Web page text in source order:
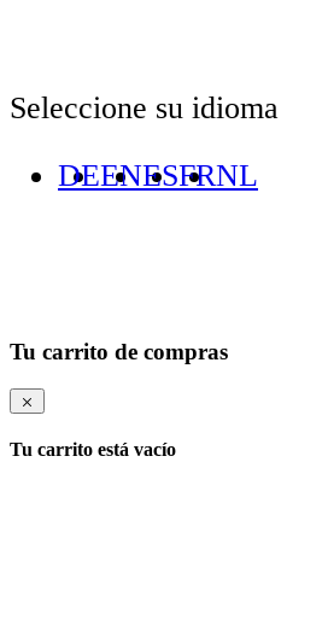
Seleccione su idioma
DEENESFRNL
Tu carrito de compras
Tu carrito está vacío